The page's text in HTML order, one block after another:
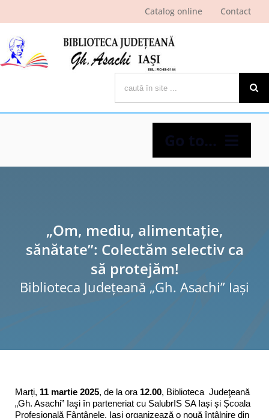
Catalog online Contact
Go to...
Ştiri şi evenimente
Programe şi proiecte
„Om, mediu, alimentație,
sănătate”: Colectăm selectiv ca
să protejăm!
Biblioteca Judeţeană „Gh. Asachi” Iaşi
Marți, 11 martie 2025, de la ora 12.00, Biblioteca Judeţeană
„Gh. Asachi” Iaşi în parteneriat cu SalubrIS SA Iași și Școala
Profesională Fântânele, Iași organizează o nouă întâlnire din